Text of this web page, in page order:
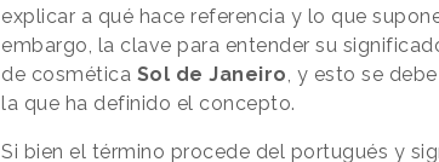
explicar a qué hace referencia y lo que
embargo, la clave para entender su
de cosmética Sol de Janeiro, y esto se
la que ha definido el concepto.
Si bien el término procede del portugués y